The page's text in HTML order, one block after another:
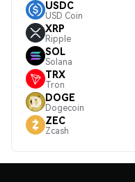
USDC
USD Coin
XRP
Ripple
SOL
Solana
TRX
Tron
DOGE
Dogecoin
ZEC
Zcash